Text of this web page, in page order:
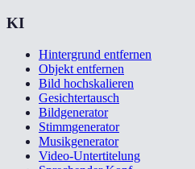
KI
Hintergrund entfernen
Objekt entfernen
Bild hochskalieren
Gesichtertausch
Bildgenerator
Stimmgenerator
Musikgenerator
Video-Untertitelung